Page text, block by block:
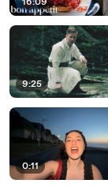
9:25
0:11